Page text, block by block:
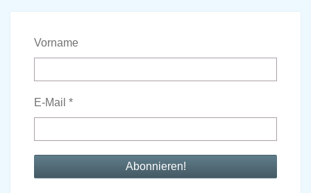
Vorname
E-Mail *